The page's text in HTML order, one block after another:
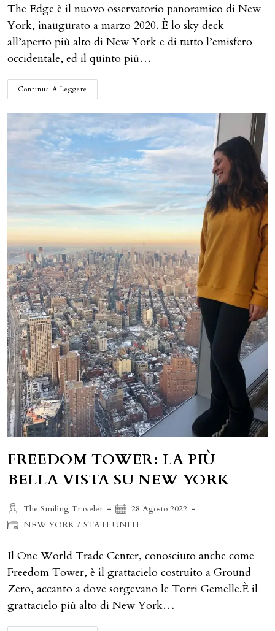
The Edge è il nuovo osservatorio panoramico di New
York, inaugurato a marzo 2020. È lo sky deck
all’aperto più alto di New York e di tutto l’emisfero
occidentale, ed il quinto più…
Continua A Leggere
EDGE:
SOSPESI
SU
NEW
YORK
FREEDOM TOWER: LA PIÙ
BELLA VISTA SU NEW YORK
Autore
dell'articolo:
The Smiling Traveler
Articolo
pubblicato:
28 Agosto 2022
Categoria
NEW YORK / STATI UNITI
Il One World Trade Center, conosciuto anche come
Freedom Tower, è il grattacielo costruito a Ground
Zero, accanto a dove sorgevano le Torri Gemelle.È il
grattacielo più alto di New York…